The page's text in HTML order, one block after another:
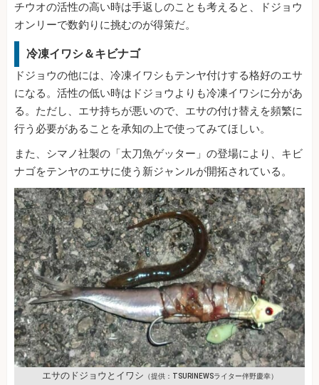
チウオの活性の高い時は手返しのことも考えると、ドジョウ
オンリーで数釣りに挑むのが得策だ。
冷凍イワシ＆キビナゴ
ドジョウの他には、冷凍イワシもテンヤ付けする格好のエサ
になる。活性の低い時はドジョウよりも冷凍イワシに分があ
る。ただし、エサ持ちが悪いので、エサの付け替えを頻繁に
行う必要があることを承知の上で使ってみてほしい。
また、シマノ社製の「太刀魚ゲッター」の登場により、キビ
ナゴをテンヤのエサに使う新ジャンルが開拓されている。
エサのドジョウとイワシ （提供：TSURINEWSライター伴野慶幸）